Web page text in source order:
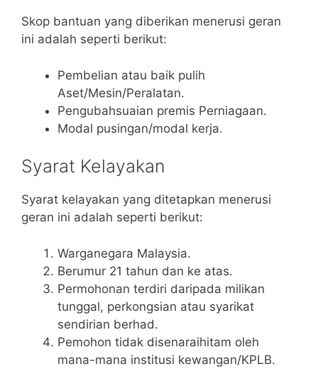
Skop bantuan yang diberikan menerusi geran
ini adalah seperti berikut:
Pembelian atau baik pulih
Aset/Mesin/Peralatan.
Pengubahsuaian premis Perniagaan.
Modal pusingan/modal kerja.
Syarat Kelayakan
Syarat kelayakan yang ditetapkan menerusi
geran ini adalah seperti berikut:
Warganegara Malaysia.
Berumur 21 tahun dan ke atas.
Permohonan terdiri daripada milikan
tunggal, perkongsian atau syarikat
sendirian berhad.
Pemohon tidak disenaraihitam oleh
mana-mana institusi kewangan/KPLB.